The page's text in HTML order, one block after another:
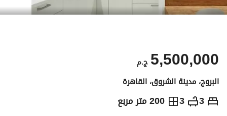
ج.م 5,500,000
البروج، مدينة الشروق، القاهرة
3
3 200 متر مربع ج.م5,500,000